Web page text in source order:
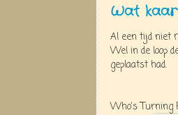
Wat
Al een tijd niet
Wel in de loop
geplaatst had.
Who's Turning